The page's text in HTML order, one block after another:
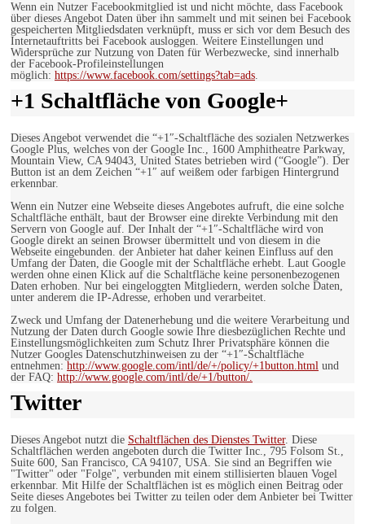
Wenn ein Nutzer Facebookmitglied ist und nicht möchte, dass Facebook
über dieses Angebot Daten über ihn sammelt und mit seinen bei Facebook
gespeicherten Mitgliedsdaten verknüpft, muss er sich vor dem Besuch des
Internetauftritts bei Facebook ausloggen. Weitere Einstellungen und
Widersprüche zur Nutzung von Daten für Werbezwecke, sind innerhalb
der Facebook-Profileinstellungen
möglich: https://www.facebook.com/settings?tab=ads.
+1 Schaltfläche von Google+
Dieses Angebot verwendet die “+1″-Schaltfläche des sozialen Netzwerkes
Google Plus, welches von der Google Inc., 1600 Amphitheatre Parkway,
Mountain View, CA 94043, United States betrieben wird (“Google”). Der
Button ist an dem Zeichen “+1″ auf weißem oder farbigen Hintergrund
erkennbar.
Wenn ein Nutzer eine Webseite dieses Angebotes aufruft, die eine solche
Schaltfläche enthält, baut der Browser eine direkte Verbindung mit den
Servern von Google auf. Der Inhalt der “+1″-Schaltfläche wird von
Google direkt an seinen Browser übermittelt und von diesem in die
Webseite eingebunden. der Anbieter hat daher keinen Einfluss auf den
Umfang der Daten, die Google mit der Schaltfläche erhebt. Laut Google
werden ohne einen Klick auf die Schaltfläche keine personenbezogenen
Daten erhoben. Nur bei eingeloggten Mitgliedern, werden solche Daten,
unter anderem die IP-Adresse, erhoben und verarbeitet.
Zweck und Umfang der Datenerhebung und die weitere Verarbeitung und
Nutzung der Daten durch Google sowie Ihre diesbezüglichen Rechte und
Einstellungsmöglichkeiten zum Schutz Ihrer Privatsphäre können die
Nutzer Googles Datenschutzhinweisen zu der “+1″-Schaltfläche
entnehmen: http://www.google.com/intl/de/+/policy/+1button.html und
der FAQ: http://www.google.com/intl/de/+1/button/.
Twitter
Dieses Angebot nutzt die Schaltflächen des Dienstes Twitter. Diese
Schaltflächen werden angeboten durch die Twitter Inc., 795 Folsom St.,
Suite 600, San Francisco, CA 94107, USA. Sie sind an Begriffen wie
"Twitter" oder "Folge", verbunden mit einem stillisierten blauen Vogel
erkennbar. Mit Hilfe der Schaltflächen ist es möglich einen Beitrag oder
Seite dieses Angebotes bei Twitter zu teilen oder dem Anbieter bei Twitter
zu folgen.